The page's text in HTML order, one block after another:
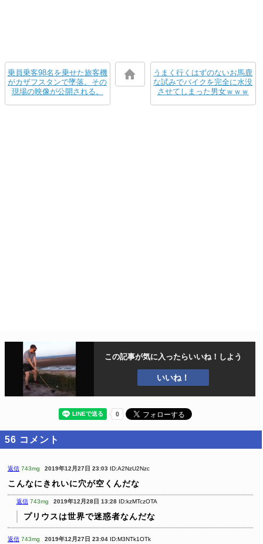
乗員乗客98名を乗せた旅客機
がカザフスタンで墜落。その
現場の映像が公開される。
うまく行くはずのないお馬鹿
な試みでバイクを完全に水没
させてしまった男女ｗｗｗ
この記事が気に入ったらいいね！しよう
いいね！
56 コメント
返信 743mg 2019年12月27日 23:03 ID:A2NzU2Nzc
こんなにきれいに穴が空くんだな
返信 743mg 2019年12月28日 13:28 ID:kzMTczOTA
プリウスは世界で迷惑者なんだな
返信 743mg 2019年12月27日 23:04 ID:M3NTk1OTk